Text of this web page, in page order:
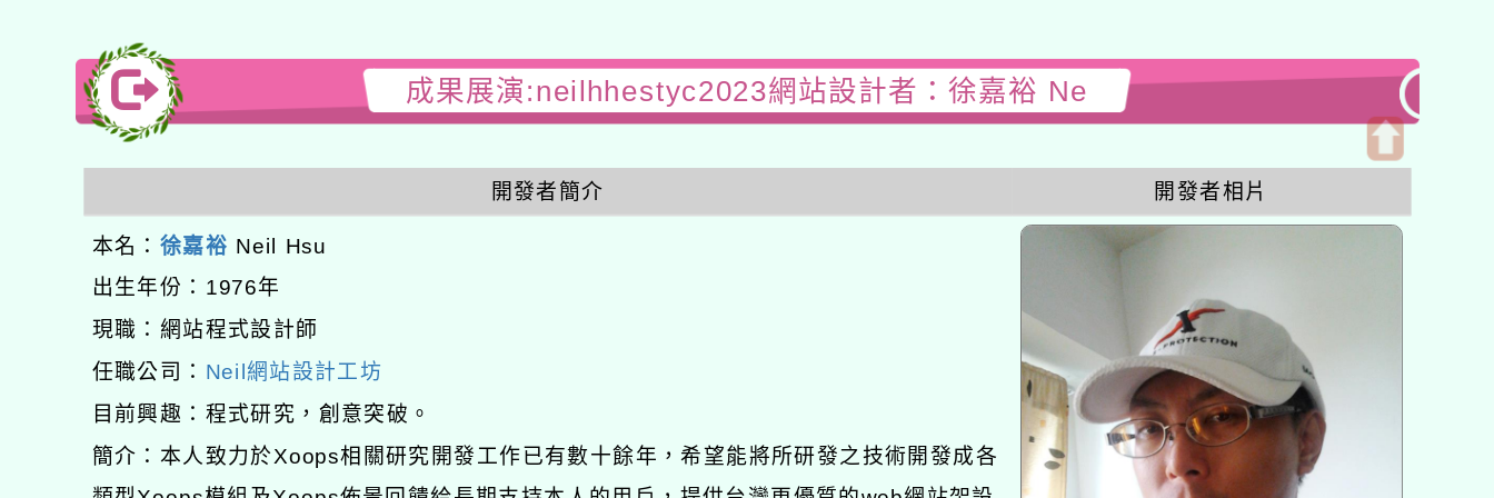
開
上
成果展演:neilhhestyc2023網站設計者：徐嘉裕 Ne
開發者簡介 開發者相片
本名： 徐嘉裕 Neil Hsu
出生年份：1976年
現職：網站程式設計師
任職公司： Neil網站設計工坊
目前興趣：程式研究，創意突破。
簡介：本人致力於Xoops相關研究開發工作已有數十餘年，希望能將所研發之技術開發成各